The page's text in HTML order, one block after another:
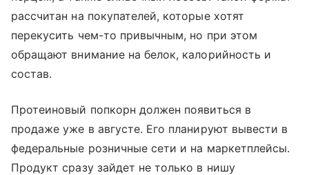
рассчитан на покупателей, которые хотят
перекусить чем-то привычным, но при этом
обращают внимание на белок, калорийность и
состав.
Протеиновый попкорн должен появиться в
продаже уже в августе. Его планируют вывести в
федеральные розничные сети и на маркетплейсы.
Продукт сразу зайдет не только в нишу